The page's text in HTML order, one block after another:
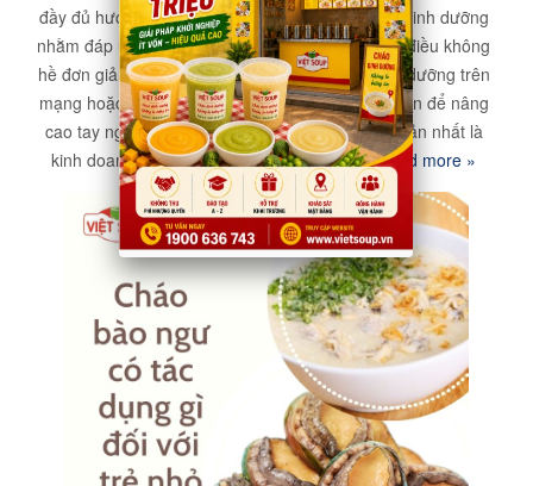
đầy đủ hương vị màu sắc nhưng vẫn giàu giá trị dinh dưỡng
nhằm đáp ứng tất cả nhu cầu của khách hàng là điều không
hề đơn giản. Bạn có thể học cách nấu cháo dinh dưỡng trên
mạng hoặc tham gia trực tiếp các khóa học nấu ăn để nâng
cao tay nghề nấu ăn của mình hoặc cách đơn giản nhất là
kinh doanh nhượng quyền cùng Việt Soup.Read more »